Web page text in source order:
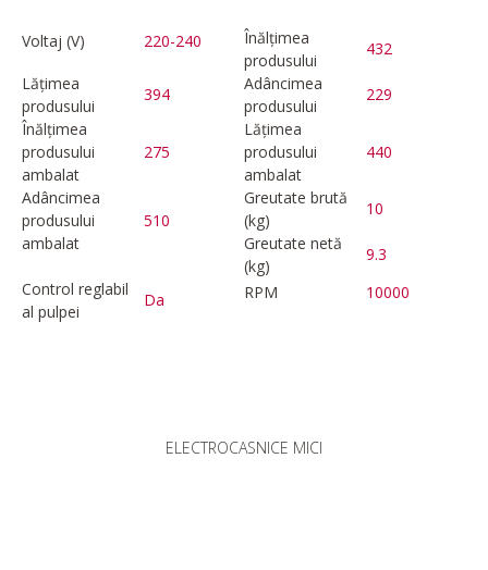
Voltaj (V) 220-240
Înălțimea
produsului
432
Lățimea
produsului
394
Adâncimea
produsului
229
Înălțimea
produsului
ambalat
275
Lățimea
produsului
ambalat
440
Adâncimea
produsului
ambalat
510
Greutate brută
(kg)
10
Greutate netă
(kg)
9.3
Control reglabil
al pulpei
Da RPM 10000
ELECTROCASNICE MICI